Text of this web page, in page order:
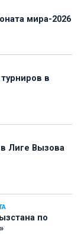
мира-2026
в
Лиге Вызова
по